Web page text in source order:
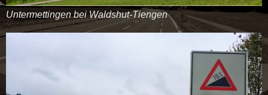
Untermettingen bei Waldshut-Tiengen